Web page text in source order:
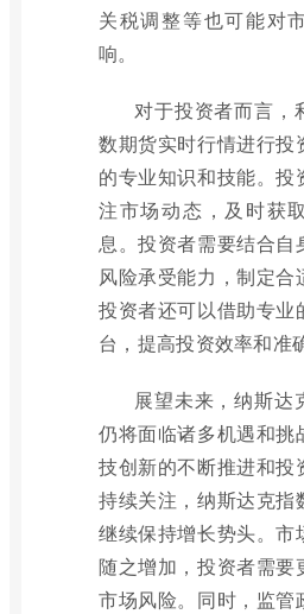
关税调整等也可能对
响。
对于投资者而言，
数期货实时行情进行投
的专业知识和技能。投
注市场动态，及时获
息。投资者需要结合自
风险承受能力，制定合
投资者还可以借助专业
台，提高投资效率和准
展望未来，纳斯达
仍将面临诸多机遇和挑
技创新的不断推进和投
持续关注，纳斯达克指
继续保持增长势头。市
随之增加，投资者需要
市场风险。同时，监管